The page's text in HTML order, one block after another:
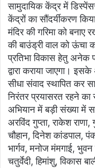
सामुदायिक केंद्र में
केंद्रों का सौंदर्यीकरण
मंदिर की गरिमा को
की बाउंड्री वाल को ऊंचा
प्रतिभा विकास हेतु अनेक
द्वारा कराया जाएगा।
सीधा संवाद स्थापित कर
निरंतर प्रयासरत रहने
अभियान में बड़ी संख्या
अरविंद गुप्ता, राकेश
चौहान, दिनेश कांडपाल,
भार्गव, मनोज मंमगाई,
चतुर्वेदी, हिमांशु, विकास